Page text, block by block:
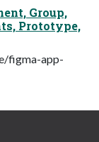
Group,
Prototype,
figma-app-